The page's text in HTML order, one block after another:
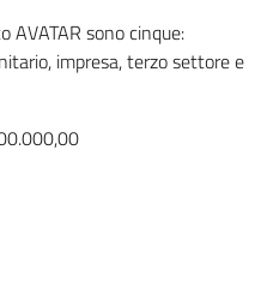
sono cinque:
impresa, terzo settore e